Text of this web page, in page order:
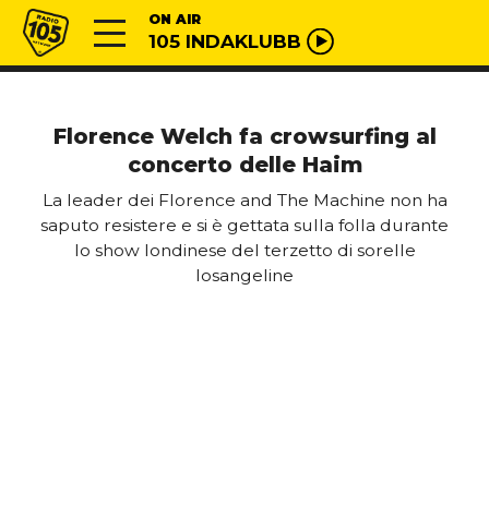
Vai al contenuto
Radio 105 ON AIR
105 INDAKLUBB
Florence Welch fa crowsurfing al
concerto delle Haim
La leader dei Florence and The Machine non ha
saputo resistere e si è gettata sulla folla durante
lo show londinese del terzetto di sorelle
losangeline